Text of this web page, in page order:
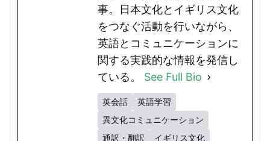
事。日本文化とイギリス文化
をつなぐ活動を行いながら、
英語とコミュニケーションに
関する実践的な情報を発信し
ている。 See Full Bio
英会話
英語学習
異文化コミュニケーション
通訳・翻訳
イギリス文化